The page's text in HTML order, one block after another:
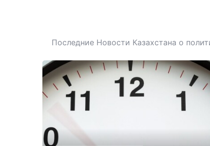
Последние Новости Казахстана о